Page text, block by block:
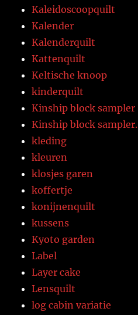
Kaleidoscoopquilt
Kalender
Kalenderquilt
Kattenquilt
Keltische knoop
kinderquilt
Kinship block sampler
Kinship block sampler.
kleding
kleuren
klosjes garen
koffertje
konijnenquilt
kussens
Kyoto garden
Label
Layer cake
Lensquilt
log cabin variatie